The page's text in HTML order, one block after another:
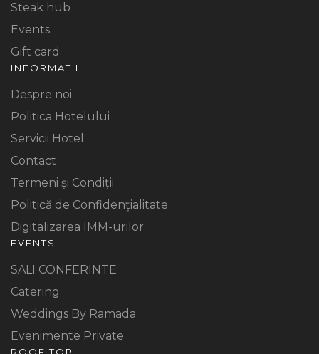
Steak hub
Events
Gift card
INFORMATII
Despre noi
Politica Hotelului
Servicii Hotel
Contact
Termeni și Condiții
Politică de Confidențialitate
Digitalizarea IMM-urilor
EVENTS
SALI CONFERINTE
Catering
Weddings By Ramada
Evenimente Private